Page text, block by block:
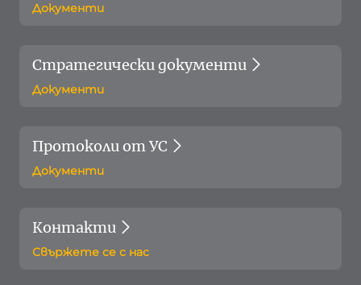
Документи
Стратегически документи
Документи
Протоколи от УС
Документи
Контакти
Свържете се с нас